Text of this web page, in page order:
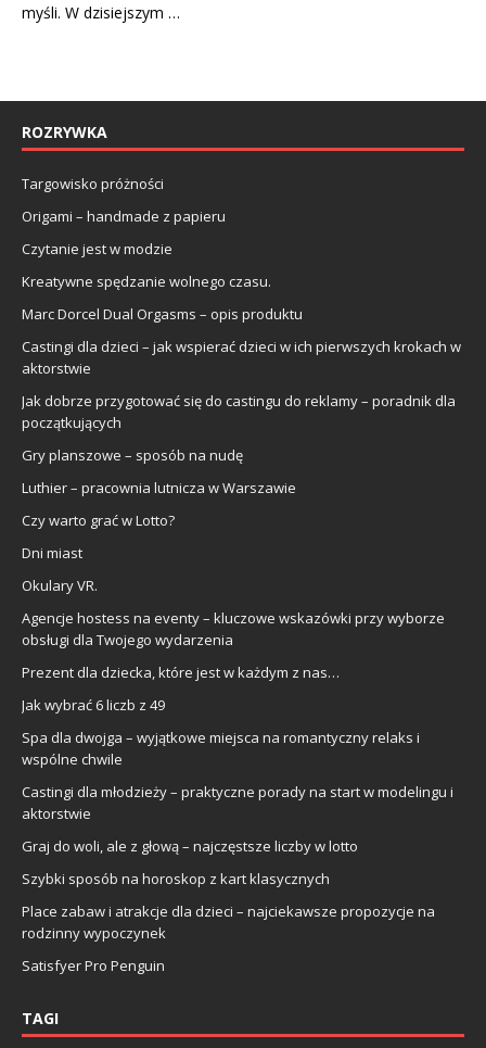
myśli. W dzisiejszym …
ROZRYWKA
Targowisko próżności
Origami – handmade z papieru
Czytanie jest w modzie
Kreatywne spędzanie wolnego czasu.
Marc Dorcel Dual Orgasms – opis produktu
Castingi dla dzieci – jak wspierać dzieci w ich pierwszych krokach w
aktorstwie
Jak dobrze przygotować się do castingu do reklamy – poradnik dla
początkujących
Gry planszowe – sposób na nudę
Luthier – pracownia lutnicza w Warszawie
Czy warto grać w Lotto?
Dni miast
Okulary VR.
Agencje hostess na eventy – kluczowe wskazówki przy wyborze
obsługi dla Twojego wydarzenia
Prezent dla dziecka, które jest w każdym z nas…
Jak wybrać 6 liczb z 49
Spa dla dwojga – wyjątkowe miejsca na romantyczny relaks i
wspólne chwile
Castingi dla młodzieży – praktyczne porady na start w modelingu i
aktorstwie
Graj do woli, ale z głową – najczęstsze liczby w lotto
Szybki sposób na horoskop z kart klasycznych
Place zabaw i atrakcje dla dzieci – najciekawsze propozycje na
rodzinny wypoczynek
Satisfyer Pro Penguin
TAGI